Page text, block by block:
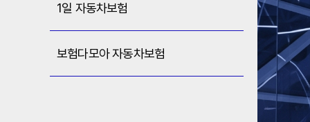
1일 자동차보험
보험다모아 자동차보험